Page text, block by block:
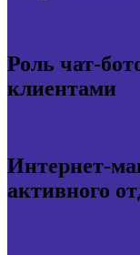
Роль чат-
клиентами
Интернет-
активного